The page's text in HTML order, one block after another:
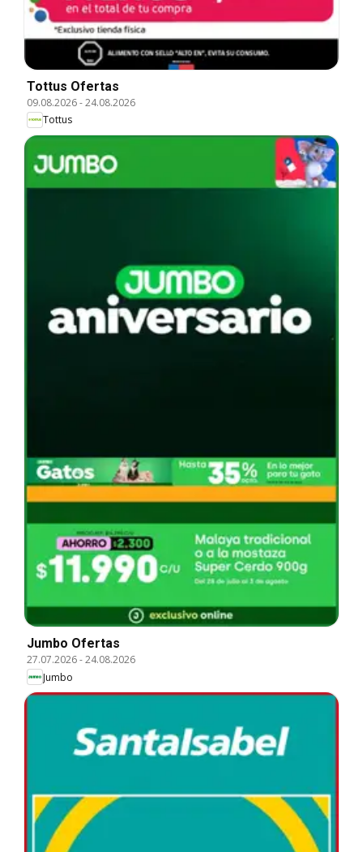
Tottus Ofertas
09.08.2026-24.08.2026
Tottus
Jumbo Ofertas
27.07.2026-24.08.2026
Jumbo